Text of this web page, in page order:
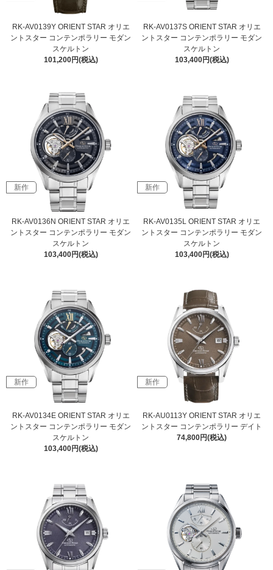
RK-AV0139Y ORIENT STAR オリエ
ントスター コンテンポラリー モダン
スケルトン
101,200円(税込)
RK-AV0137S ORIENT STAR オリエ
ントスター コンテンポラリー モダン
スケルトン
103,400円(税込)
新作
RK-AV0136N ORIENT STAR オリエ
ントスター コンテンポラリー モダン
スケルトン
103,400円(税込)
新作
RK-AV0135L ORIENT STAR オリエ
ントスター コンテンポラリー モダン
スケルトン
103,400円(税込)
新作
RK-AV0134E ORIENT STAR オリエ
ントスター コンテンポラリー モダン
スケルトン
103,400円(税込)
新作
RK-AU0113Y ORIENT STAR オリエ
ントスター コンテンポラリー デイト
74,800円(税込)